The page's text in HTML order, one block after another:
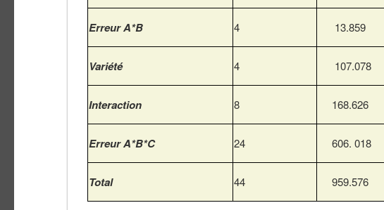
Erreur A*B 4 13.859
Variété 4 107.078
Interaction 8 168.626
Erreur A*B*C 24 606. 018
Total 44 959.576